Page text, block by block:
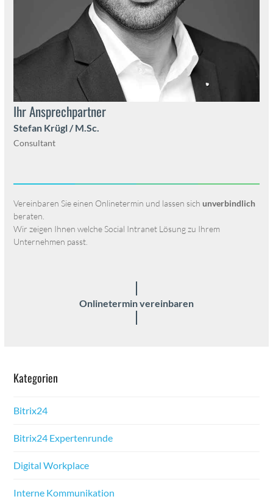
Ihr Ansprech­part­ner
Ste­fan Krügl / M.Sc.
Con­sul­tant
Vere­in­baren Sie einen Onlineter­min und lassen sichunverbindlich
berat­en.
Wir zeigen Ihnen welche Social Intranet Lösung zu Ihrem
Unternehmen passt.
Onlineter­min vere­in­baren
Kat­e­gorien
Bitrix24
Bitrix24 Experten­runde
Dig­i­tal Work­place
Interne Kom­mu­nika­tion